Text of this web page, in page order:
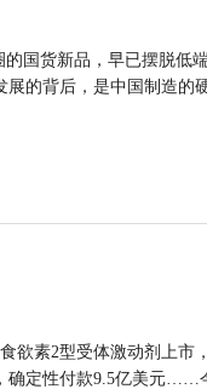
国货新品，早已摆脱
的背后，是中国制造的
欲素2型受体激动剂上
定性付款9.5亿美元……